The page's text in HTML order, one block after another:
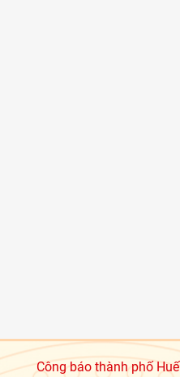
Công báo thành phố Huế